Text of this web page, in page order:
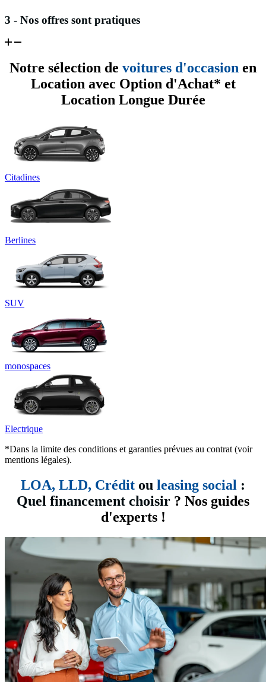
3 - Nos offres sont pratiques
Notre sélection de voitures d'occasion en
Location avec Option d'Achat* et
Location Longue Durée
Citadines
Berlines
SUV
monospaces
Electrique
*Dans la limite des conditions et garanties prévues au contrat (voir
mentions légales).
LOA, LLD, Crédit ou leasing social :
Quel financement choisir ? Nos guides
d'experts !